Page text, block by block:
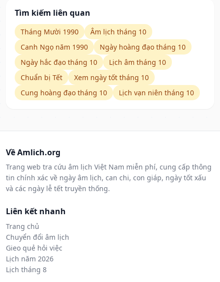
Tìm kiếm liên quan
Tháng Mười 1990
Âm lịch tháng 10
Canh Ngọ năm 1990
Ngày hoàng đạo tháng 10
Ngày hắc đạo tháng 10
Lịch âm tháng 10
Chuẩn bị Tết
Xem ngày tốt tháng 10
Cung hoàng đạo tháng 10
Lịch vạn niên tháng 10
Về Amlich.org
Trang web tra cứu âm lịch Việt Nam miễn phí, cung cấp thông
tin chính xác về ngày âm lịch, can chi, con giáp, ngày tốt xấu
và các ngày lễ tết truyền thống.
Liên kết nhanh
Trang chủ
Chuyển đổi âm lịch
Gieo quẻ hỏi việc
Lịch năm 2026
Lịch tháng 8